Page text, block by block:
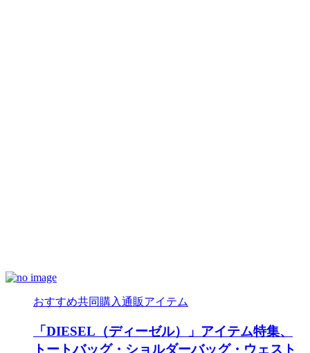
おすすめ共同購入通販アイテム
「DIESEL（ディーゼル）」アイテム特集、
トートバッグ・ショルダーバッグ・ウェスト